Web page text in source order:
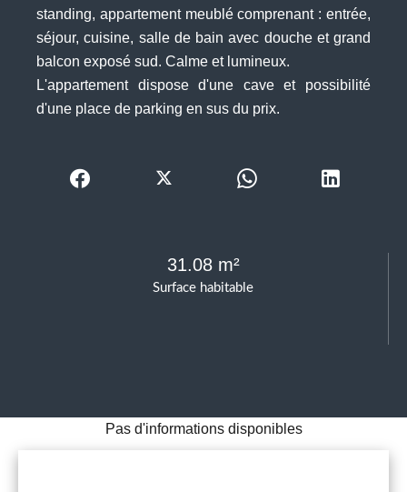
Surface habitable
31.08 m²
standing, appartement meublé comprenant : entrée,
séjour, cuisine, salle de bain avec douche et grand
balcon exposé sud. Calme et lumineux.
L'appartement dispose d'une cave et possibilité
d'une place de parking en sus du prix.
Pas d'informations disponibles